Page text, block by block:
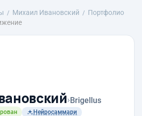
Михаил Ивановский
Портфолио
›Brigellus
Нейросаммари